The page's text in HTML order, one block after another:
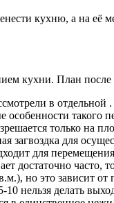
кухню, а на её
кухни. План после
в
только
загвоздка для
для
достаточно
но это зависит
нельзя делать